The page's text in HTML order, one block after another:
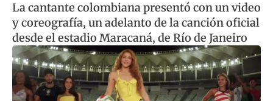
La cantante colombiana presentó con un video
y coreografía, un adelanto de la canción oficial
desde el estadio Maracaná, de Río de Janeiro